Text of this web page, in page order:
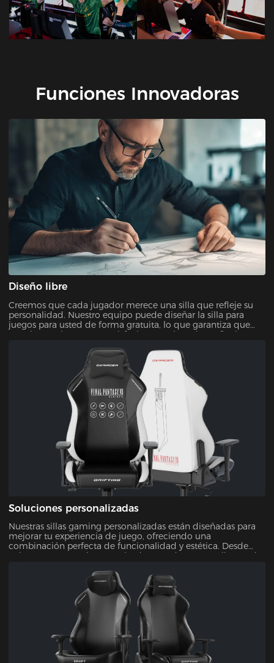
Funciones Innovadoras
Diseño libre
Creemos que cada jugador merece una silla que refleje su
personalidad. Nuestro equipo puede diseñar la silla para
juegos para usted de forma gratuita, lo que garantiza que
estará completamente satisfecho con el producto final.
Soluciones personalizadas
Nuestras sillas gaming personalizadas están diseñadas para
mejorar tu experiencia de juego, ofreciendo una
combinación perfecta de funcionalidad y estética. Desde
colores y patrones hasta tapizados, puedes personalizar cada
juego sea exclusivamente tuya.